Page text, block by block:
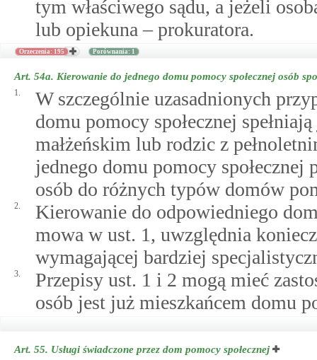
tym właściwego sądu, a jeżeli
lub opiekuna – prokuratora.
Orzeczenia: 195 Porównania: 1
Art. 54a. Kierowanie do jednego domu pomocy społecznej osób
1.
W szczególnie uzasadnionych
domu pomocy społecznej
małżeńskim lub rodzic z
jednego domu pomocy
osób do różnych typów domów
2.
Kierowanie do odpowiedniego
mowa w ust. 1, uwzględnia
wymagającej bardziej
3.
Przepisy ust. 1 i 2 mogą mieć
osób jest już mieszkańcem domu
Art. 55. Usługi świadczone przez dom pomocy społecznej